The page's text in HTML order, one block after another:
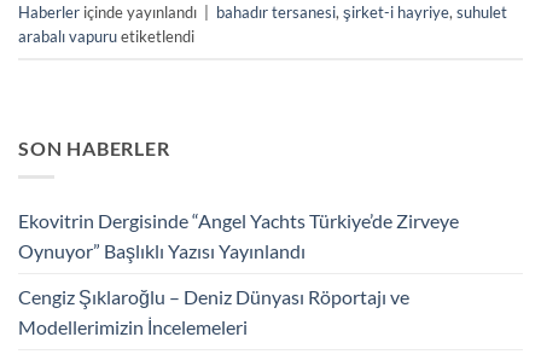
Haberler içinde yayınlandı bahadır tersanesi, şirket-i hayriye, suhulet
arabalı vapuruetiketlendi
SON HABERLER
Ekovitrin Dergisinde “Angel Yachts Türkiye’de Zirveye
Oynuyor” Başlıklı Yazısı Yayınlandı
Cengiz Şıklaroğlu – Deniz Dünyası Röportajı ve
Modellerimizin İncelemeleri